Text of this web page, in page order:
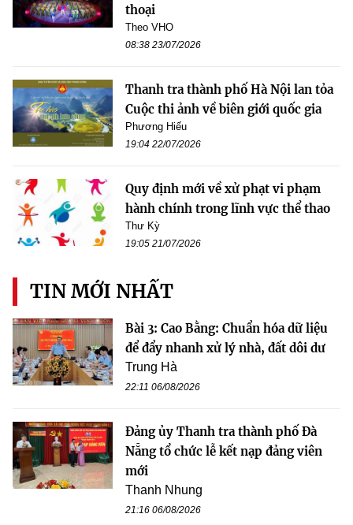
thoại
Theo VHO
08:38 23/07/2026
Thanh tra thành phố Hà Nội lan tỏa
Cuộc thi ảnh về biên giới quốc gia
Phương Hiếu
19:04 22/07/2026
Quy định mới về xử phạt vi phạm
hành chính trong lĩnh vực thể thao
Thư Kỳ
19:05 21/07/2026
TIN MỚI NHẤT
Bài 3: Cao Bằng: Chuẩn hóa dữ liệu
để đẩy nhanh xử lý nhà, đất dôi dư
Trung Hà
22:11 06/08/2026
Đảng ủy Thanh tra thành phố Đà
Nẵng tổ chức lễ kết nạp đảng viên
mới
Thanh Nhung
21:16 06/08/2026